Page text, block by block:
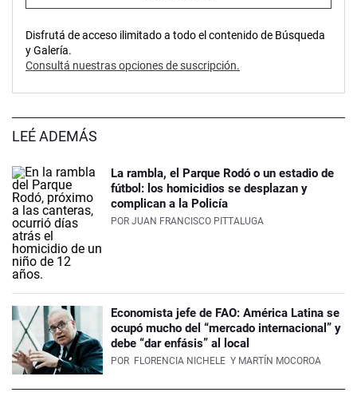
Disfrutá de acceso ilimitado a todo el contenido de Búsqueda
y Galería.
Consultá nuestras opciones de suscripción.
LEÉ ADEMÁS
La rambla, el Parque Rodó o un estadio de
fútbol: los homicidios se desplazan y
complican a la Policía
POR JUAN FRANCISCO PITTALUGA
Economista jefe de FAO: América Latina se
ocupó mucho del “mercado internacional” y
debe “dar enfásis” al local
POR FLORENCIA NICHELE Y MARTÍN MOCOROA